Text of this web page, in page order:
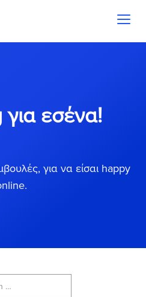
εσένα!
για να είσαι happy